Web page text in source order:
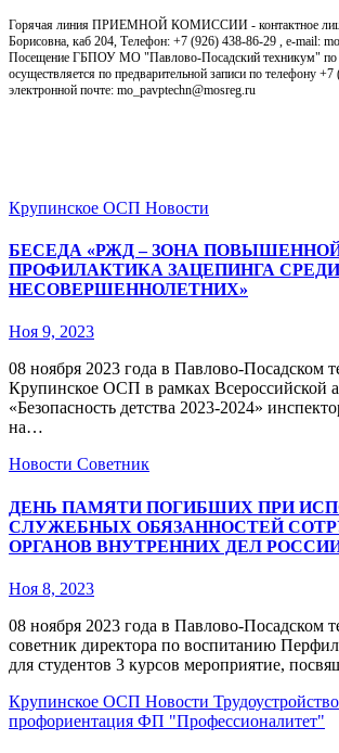
Горячая линия ПРИЕМНОЙ КОМИССИИ - контактное
Борисовна, каб 204, Телефон: +7 (926) 438-86-29 , e-mail:
Посещение ГБПОУ МО "Павлово-Посадский техникум" по
осуществляется по предварительной записи по телефону
электронной почте: mo_pavptechn@mosreg.ru
Крупинское ОСП Новости
БЕСЕДА «РЖД – ЗОНА
ПРОФИЛАКТИКА ЗАЦЕПИНГА СРЕДИ
НЕСОВЕРШЕННОЛЕТНИХ»
Ноя 9, 2023
08 ноября 2023 года в Павлово-Посадском
Крупинское ОСП в рамках Всероссийской
«Безопасность детства 2023-2024»
на…
Новости Советник
ДЕНЬ ПАМЯТИ ПОГИБШИХ ПРИ
СЛУЖЕБНЫХ ОБЯЗАННОСТЕЙ
ОРГАНОВ ВНУТРЕННИХ ДЕЛ
Ноя 8, 2023
08 ноября 2023 года в Павлово-Посадском
советник директора по воспитанию
для студентов 3 курсов мероприятие,
Крупинское ОСП Новости
профориентация ФП "Профессионалитет"